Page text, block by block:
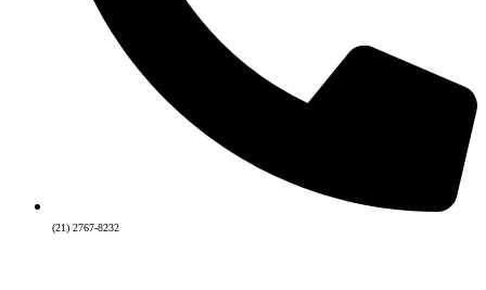
(21) 2767-8232